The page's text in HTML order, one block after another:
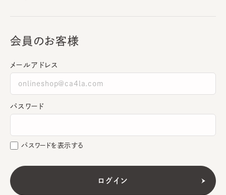
会員のお客様
メールアドレス
パスワード
パスワードを表示する